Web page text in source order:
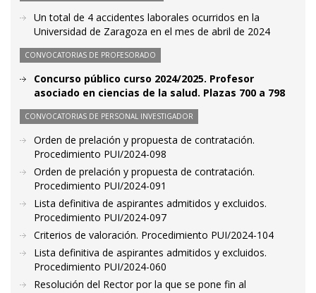
Un total de 4 accidentes laborales ocurridos en la
Universidad de Zaragoza en el mes de abril de 2024
CONVOCATORIAS DE PROFESORADO
Concurso público curso 2024/2025. Profesor
asociado en ciencias de la salud. Plazas 700 a 798
CONVOCATORIAS DE PERSONAL INVESTIGADOR
Orden de prelación y propuesta de contratación.
Procedimiento PUI/2024-098
Orden de prelación y propuesta de contratación.
Procedimiento PUI/2024-091
Lista definitiva de aspirantes admitidos y excluidos.
Procedimiento PUI/2024-097
Criterios de valoración. Procedimiento PUI/2024-104
Lista definitiva de aspirantes admitidos y excluidos.
Procedimiento PUI/2024-060
Resolución del Rector por la que se pone fin al